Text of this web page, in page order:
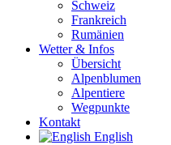
Schweiz
Frankreich
Rumänien
Wetter & Infos
Übersicht
Alpenblumen
Alpentiere
Wegpunkte
Kontakt
English